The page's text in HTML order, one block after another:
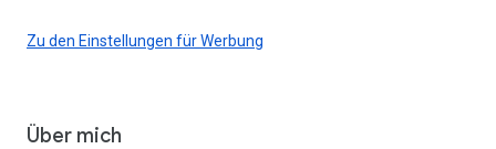
Zu den Einstellungen für Werbung
Über mich